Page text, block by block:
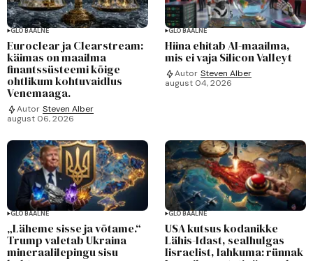
GLOBAALNE
Euroclear ja Clearstream:
käimas on maailma
finantssüsteemi kõige
ohtlikum kohtuvaidlus
Venemaaga.
Autor Steven Alber
august 06, 2026
GLOBAALNE
Hiina ehitab AI-maailma,
mis ei vaja Silicon Valleyt
Autor Steven Alber
august 04, 2026
GLOBAALNE
„Läheme sisse ja võtame.“
Trump valetab Ukraina
mineraalilepingu sisu
GLOBAALNE
USA kutsus kodanikke
Lähis-Idast, sealhulgas
Iisraelist, lahkuma: rünnak